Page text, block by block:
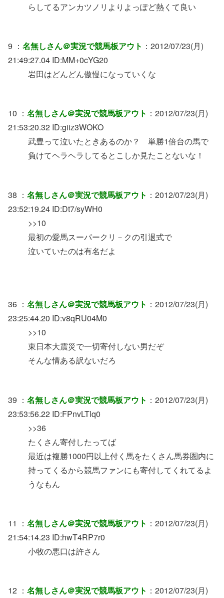
らしてるアンカツノリよりよっぽど熱くて良い
9 ： 名無しさん＠実況で競馬板アウト ：2012/07/23(月)
21:49:27.04 ID:MM+0cYG20
岩田はどんどん傲慢になっていくな
10 ： 名無しさん＠実況で競馬板アウト ：2012/07/23(月)
21:53:20.32 ID:giiz3WOKO
武豊って泣いたときあるのか？ 単勝1倍台の馬で
負けてヘラヘラしてるとこしか見たことないな！
38 ： 名無しさん＠実況で競馬板アウト ：2012/07/23(月)
23:52:19.24 ID:Dt7/syWH0
>>10
最初の愛馬スーパークリ－クの引退式で
泣いていたのは有名だよ
36 ： 名無しさん＠実況で競馬板アウト ：2012/07/23(月)
23:25:44.20 ID:v8qRU04M0
>>10
東日本大震災で一切寄付しない男だぞ
そんな情ある訳ないだろ
39 ： 名無しさん＠実況で競馬板アウト ：2012/07/23(月)
23:53:56.22 ID:FPnvLTlq0
>>36
たくさん寄付したってば
最近は複勝1000円以上付く馬をたくさん馬券圏内に
持ってくるから競馬ファンにも寄付してくれてるよ
うなもん
11 ： 名無しさん＠実況で競馬板アウト ：2012/07/23(月)
21:54:14.23 ID:hwT4RP7r0
小牧の悪口は許さん
12 ： 名無しさん＠実況で競馬板アウト ：2012/07/23(月)